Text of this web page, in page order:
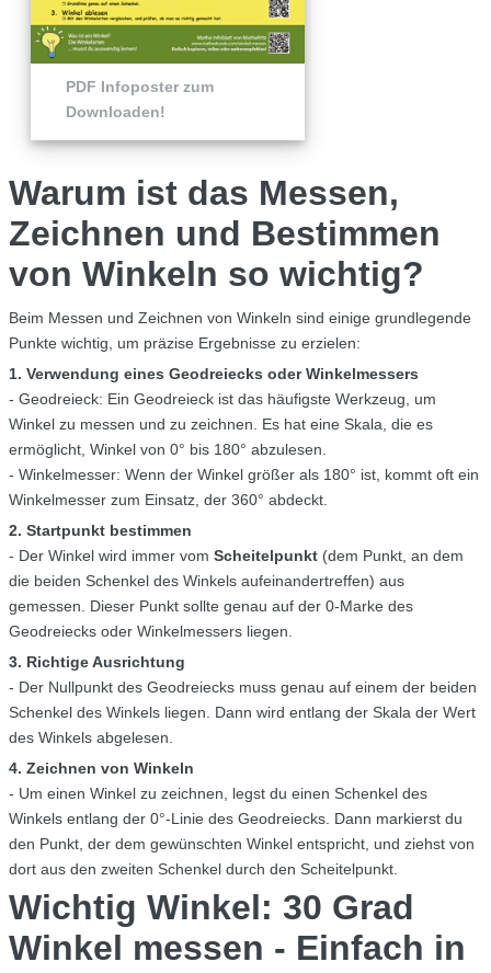
PDF Infoposter zum
Downloaden!
Warum ist das Messen,
Zeichnen und Bestimmen
von Winkeln so wichtig?
Beim Messen und Zeichnen von Winkeln sind einige grundlegende
Punkte wichtig, um präzise Ergebnisse zu erzielen:
1. Verwendung eines Geodreiecks oder Winkelmessers
- Geodreieck: Ein Geodreieck ist das häufigste Werkzeug, um
Winkel zu messen und zu zeichnen. Es hat eine Skala, die es
ermöglicht, Winkel von 0° bis 180° abzulesen.
- Winkelmesser: Wenn der Winkel größer als 180° ist, kommt oft ein
Winkelmesser zum Einsatz, der 360° abdeckt.
2. Startpunkt bestimmen
- Der Winkel wird immer vom Scheitelpunkt(dem Punkt, an dem
die beiden Schenkel des Winkels aufeinandertreffen) aus
gemessen. Dieser Punkt sollte genau auf der 0-Marke des
Geodreiecks oder Winkelmessers liegen.
3. Richtige Ausrichtung
- Der Nullpunkt des Geodreiecks muss genau auf einem der beiden
Schenkel des Winkels liegen. Dann wird entlang der Skala der Wert
des Winkels abgelesen.
4. Zeichnen von Winkeln
- Um einen Winkel zu zeichnen, legst du einen Schenkel des
Winkels entlang der 0°-Linie des Geodreiecks. Dann markierst du
den Punkt, der dem gewünschten Winkel entspricht, und ziehst von
dort aus den zweiten Schenkel durch den Scheitelpunkt.
Wichtig Winkel: 30 Grad
Winkel messen - Einfach in